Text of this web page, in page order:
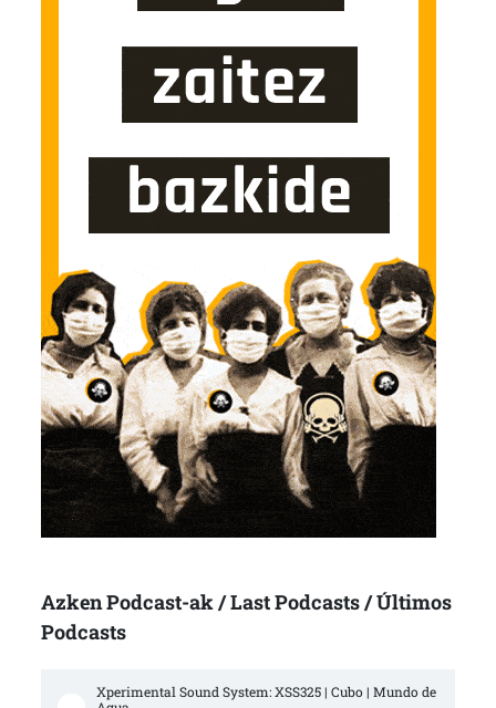
Azken Podcast-ak / Last Podcasts / Últimos
Podcasts
Xperimental Sound System: XSS325 | Cubo | Mundo de